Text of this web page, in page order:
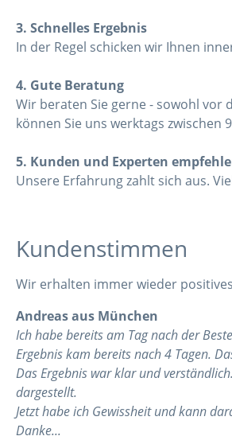
3. Schnelles Ergebnis
In der Regel schicken wir Ihnen
4. Gute Beratung
Wir beraten Sie gerne - sowohl vor
können Sie uns werktags zwischen
5. Kunden und Experten
Unsere Erfahrung zahlt sich aus.
Kundenstimmen
Wir erhalten immer wieder
Andreas aus München
Ich habe bereits am Tag nach der
Ergebnis kam bereits nach 4 Tagen.
Das Ergebnis war klar und
dargestellt.
Jetzt habe ich Gewissheit und kann
Danke...